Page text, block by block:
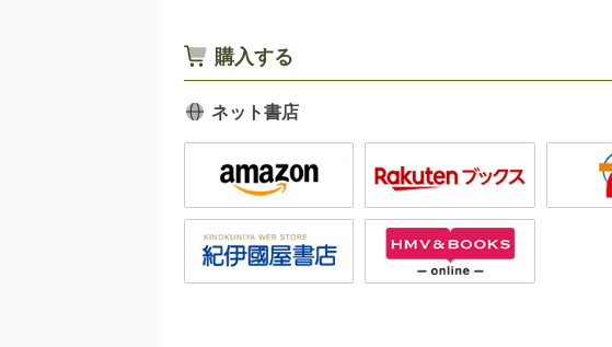
購入する
ネット書店